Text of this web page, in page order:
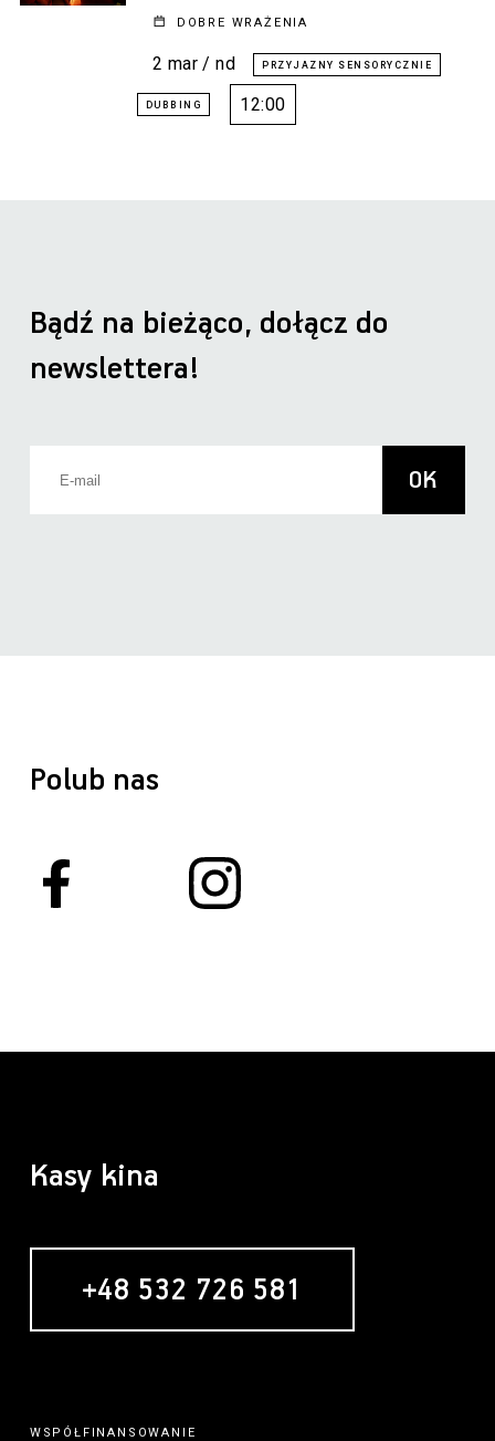
DOBRE WRAŻENIA
2 mar / nd
12:00
Polub nas
Bądź na bieżąco, dołącz do
newslettera!
Kasy kina
+48 532 726 581
WSPÓŁFINANSOWANIE